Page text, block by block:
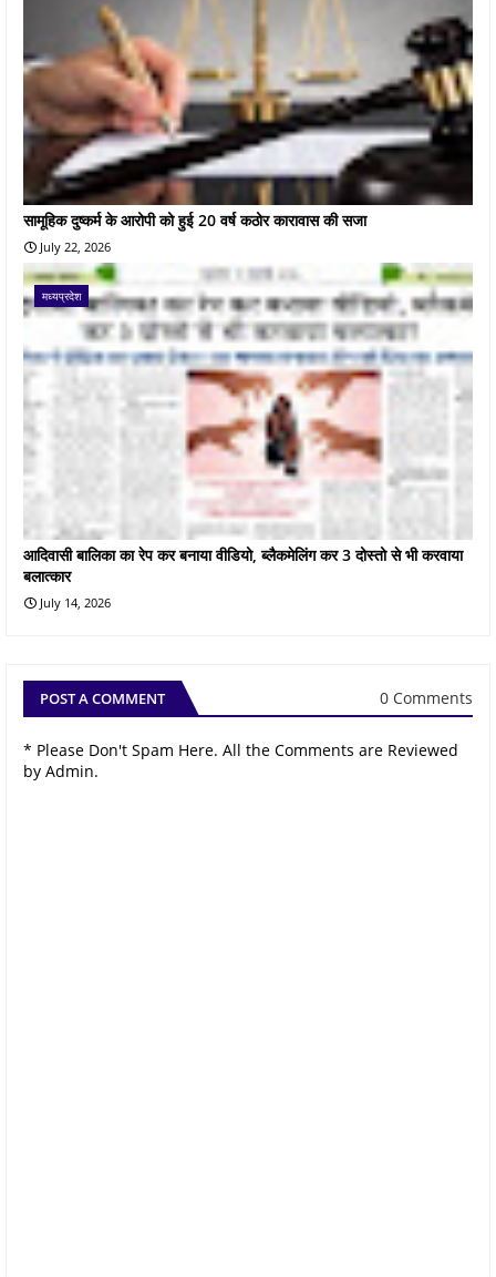
सामूहिक दुष्कर्म के आरोपी को हुई 20 वर्ष कठोर कारावास की सजा
July 22, 2026
मध्यप्रदेश
आदिवासी बालिका का रेप कर बनाया वीडियो, ब्लैकमेलिंग कर 3 दोस्तो से भी करवाया
बलात्कार
July 14, 2026
POST A COMMENT 0 Comments
* Please Don't Spam Here. All the Comments are Reviewed
by Admin.